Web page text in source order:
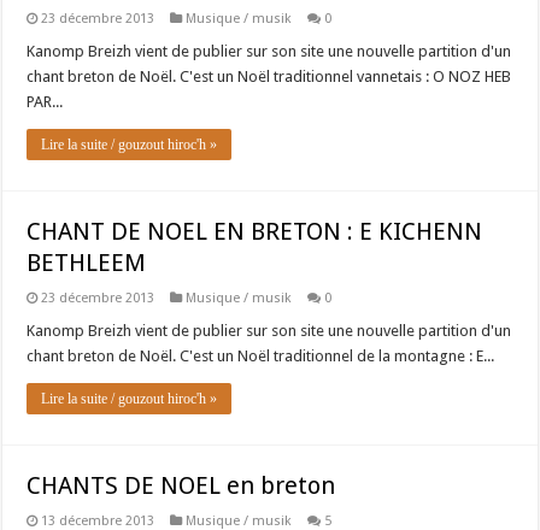
23 décembre 2013 Musique / musik 0
Kanomp Breizh vient de publier sur son site une nouvelle partition d'un
chant breton de Noël. C'est un Noël traditionnel vannetais : O NOZ HEB
PAR...
Lire la suite / gouzout hiroc'h »
CHANT DE NOEL EN BRETON : E KICHENN
BETHLEEM
23 décembre 2013 Musique / musik 0
Kanomp Breizh vient de publier sur son site une nouvelle partition d'un
chant breton de Noël. C'est un Noël traditionnel de la montagne : E...
Lire la suite / gouzout hiroc'h »
CHANTS DE NOEL en breton
13 décembre 2013 Musique / musik 5